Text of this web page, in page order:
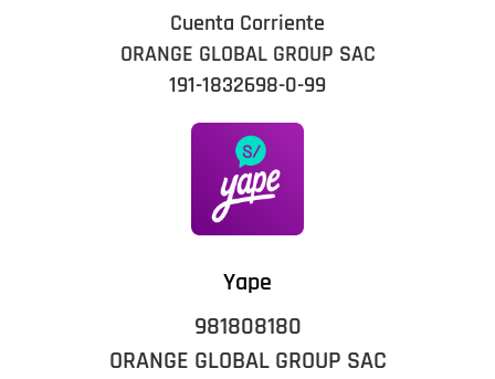
Cuenta Corriente
ORANGE GLOBAL GROUP SAC
191-1832698-0-99
Yape
981808180
ORANGE GLOBAL GROUP SAC